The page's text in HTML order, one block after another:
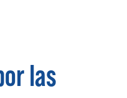
las